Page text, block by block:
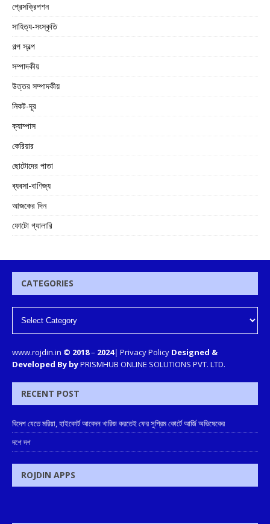
প্রেসক্রিপশন
সাহিত্য-সংস্কৃতি
গল্প স্বল্প
সম্পাদকীয়
উত্তর সম্পাদকীয়
নিকট-দূর
ক্যাম্পাস
কেরিয়ার
ছোটোদের পাতা
ব্যবসা-বাণিজ্য
আজকের দিন
ফোটো গ্যালারি
CATEGORIES
www.rojdin.in © 2018– 2024| Privacy Policy Designed &
Developed By byPRISMHUB ONLINE SOLUTIONS PVT. LTD.
RECENT POST
বিদেশ যেতে মরিয়া, হাইকোর্ট আবেদন খারিজ করতেই ফের সুপ্রিম কোর্টে আর্জি অভিষেকের
দশে দশ
ROJDIN APPS